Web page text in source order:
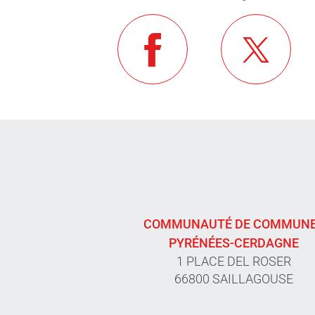
COMMUNAUTÉ DE
PYRÉNÉES-CERDAGNE
1 PLACE DEL ROSER
66800 SAILLAGOUSE